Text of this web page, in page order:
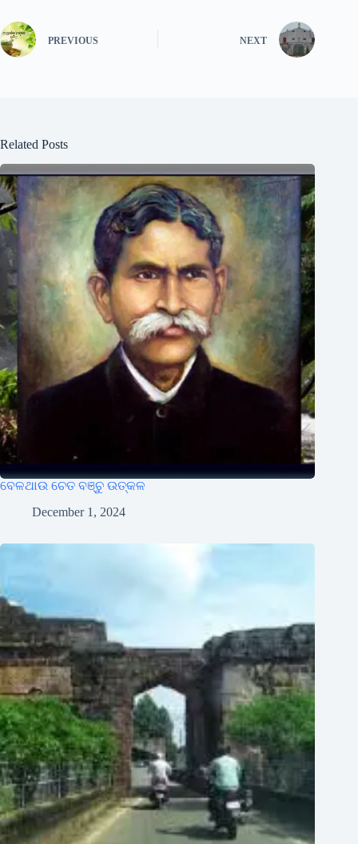
PREVIOUS NEXT
Related Posts
ବେଳଥାଉ ଚେତ ବଞ୍ଚୁ ଉତ୍କଳ
December 1, 2024